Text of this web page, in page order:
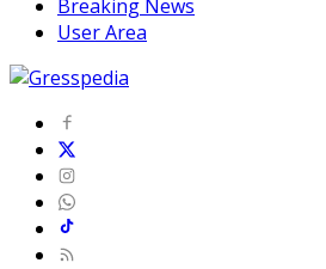
Breaking News
User Area